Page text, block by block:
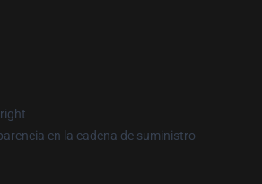
en la cadena de suministro